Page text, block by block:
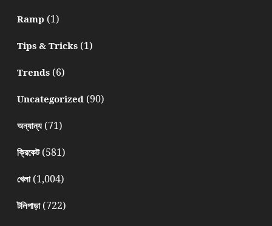
Ramp (1)
Tips & Tricks(1)
Trends(6)
Uncategorized(90)
অন্যান্য(71)
ক্রিকেট(581)
খেলা(1,004)
টলিপাড়া(722)